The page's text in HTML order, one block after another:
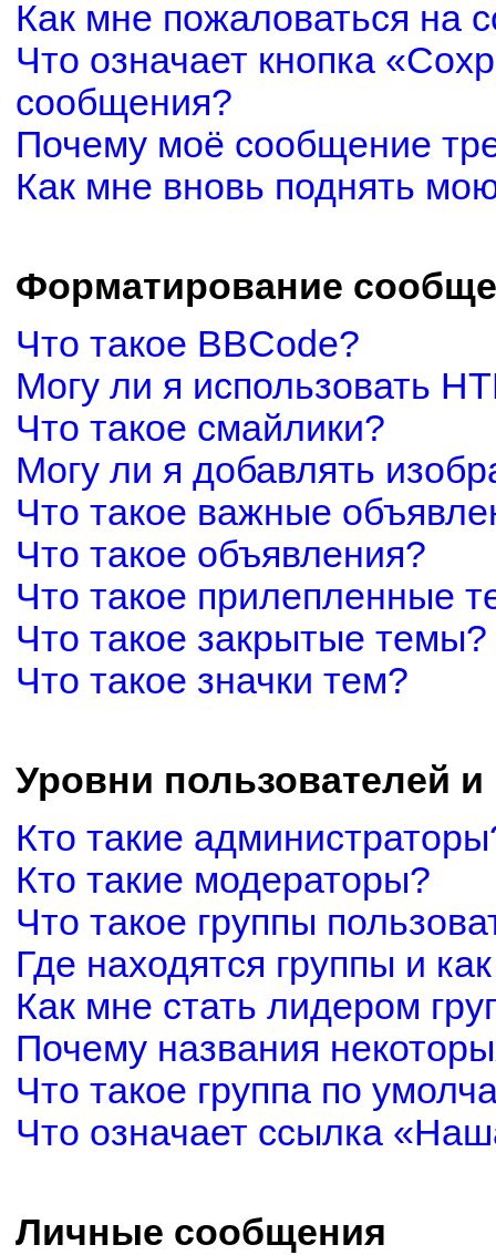
Как мне пожаловаться на
Что означает кнопка
сообщения?
Почему моё сообщение
Как мне вновь поднять
Форматирование
Что такое BBCode?
Могу ли я использовать
Что такое смайлики?
Могу ли я добавлять
Что такое важные
Что такое объявления?
Что такое прилепленные
Что такое закрытые темы?
Что такое значки тем?
Уровни пользователей
Кто такие
Кто такие модераторы?
Что такое группы
Где находятся группы и
Как мне стать лидером
Почему названия
Что такое группа по
Что означает ссылка
Личные сообщения